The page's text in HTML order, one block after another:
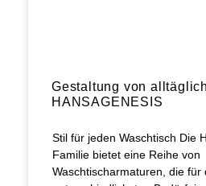
Gestaltung von
HANSAGENESIS
Stil für jeden Waschtisch Die
Familie bietet eine Reihe von
Waschtischarmaturen, die für